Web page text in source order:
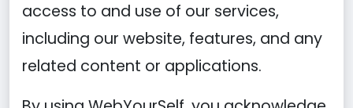
access to and use of our services,
including our website, features, and any
related content or applications.